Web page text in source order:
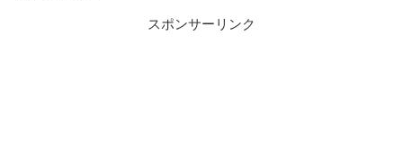
スポンサーリンク